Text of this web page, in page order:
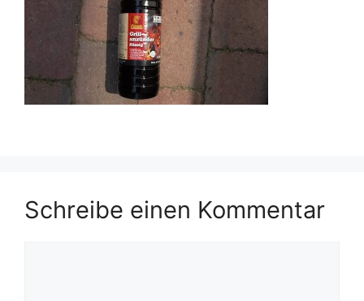
Schreibe einen Kommentar